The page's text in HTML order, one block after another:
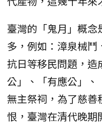
臺灣的「鬼月」概
多，例如：漳泉械鬥
抗日等移民問題，造
公」、「有應公」
無主祭祠，為了慈
恨，臺灣在清代晚期